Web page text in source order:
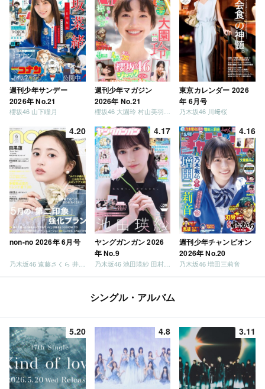
週刊少年サンデー
2026年 No.21
櫻坂46 山下瞳月
週刊少年マガジン
2026年 No.21
東京カレンダー 2026
年 6月号
乃木坂46 川﨑桜
4.20
non-no 2026年 6月号
4.17
ヤングガンガン 2026
年 No.9
乃木坂46 池田瑛紗 田村真佑
4.16
週刊少年チャンピオン
2026年 No.20
乃木坂46 増田三莉音
シングル・アルバム
5.20 4.8 3.11